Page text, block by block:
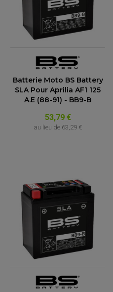
/ STARTER
Batterie Moto BS Battery
SLA Pour Aprilia AF1 125
A.E (88-91) - BB9-B
53,79 €
au lieu de 63,29 €